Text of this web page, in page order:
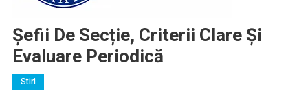
Șefii De Secție, Criterii Clare Și
Evaluare Periodică
Stiri